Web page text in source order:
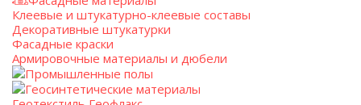
Клеевые и штукатурно-клеевые составы
Декоративные штукатурки
Фасадные краски
Армировочные материалы и дюбели
Промышленные полы
Геосинтетические материалы